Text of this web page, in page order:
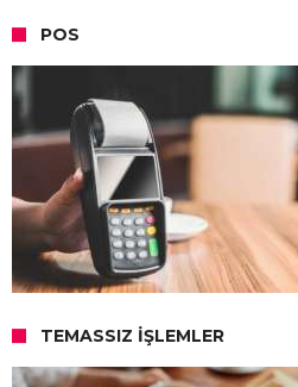
POS
TEMASSIZ İŞLEMLER